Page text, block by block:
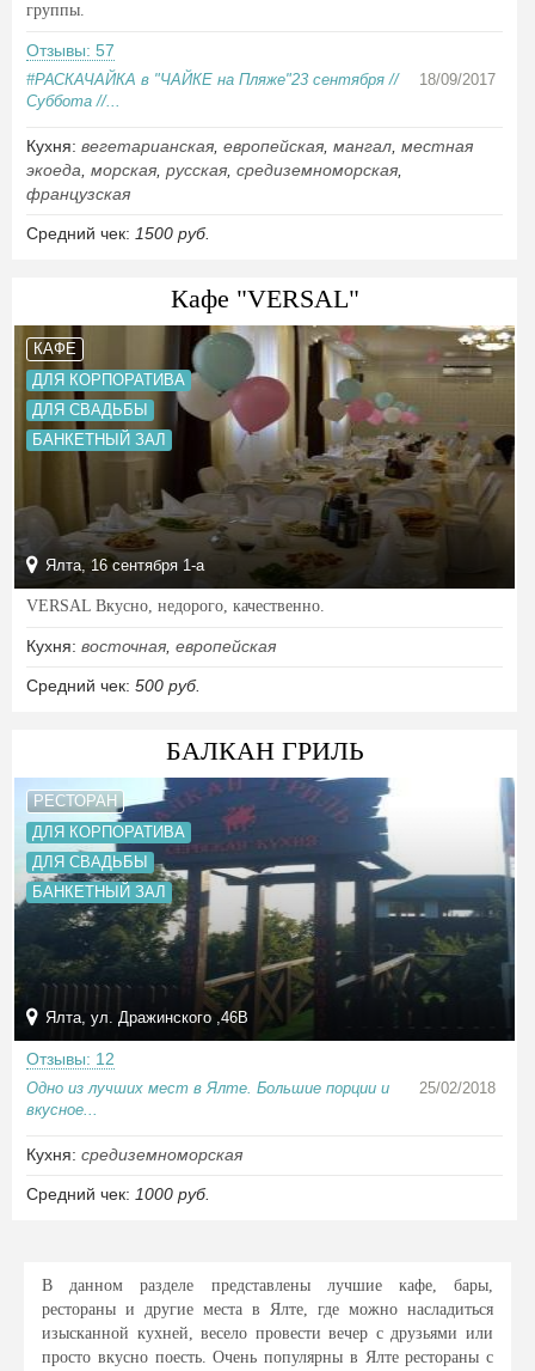
группы.
Отзывы: 57
#РАСКАЧАЙКА в "ЧАЙКЕ на Пляже"23 сентября //
Суббота //...
18/09/2017
Кухня: вегетарианская европейская мангал местная
экоеда морская русская средиземноморская
французская
Средний чек: 1500 руб.
Кафе "VERSAL"
КАФЕ
ДЛЯ КОРПОРАТИВА
ДЛЯ СВАДЬБЫ
БАНКЕТНЫЙ ЗАЛ
Ялта, 16 сентября 1-а
VERSAL Вкусно, недорого, качественно.
Кухня: восточная европейская
Средний чек: 500 руб.
БАЛКАН ГРИЛЬ
РЕСТОРАН
ДЛЯ КОРПОРАТИВА
ДЛЯ СВАДЬБЫ
БАНКЕТНЫЙ ЗАЛ
Ялта, ул. Дражинского ,46B
Отзывы: 12
Одно из лучших мест в Ялте. Большие порции и
вкусное...
25/02/2018
Кухня: средиземноморская
Средний чек: 1000 руб.
В данном разделе представлены лучшие кафе, бары,
рестораны и другие места в Ялте, где можно насладиться
изысканной кухней, весело провести вечер с друзьями или
просто вкусно поесть. Очень популярны в Ялте рестораны с